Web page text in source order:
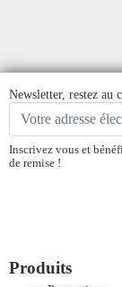
Newsletter, restez au
Inscrivez vous et
de remise !
Produits